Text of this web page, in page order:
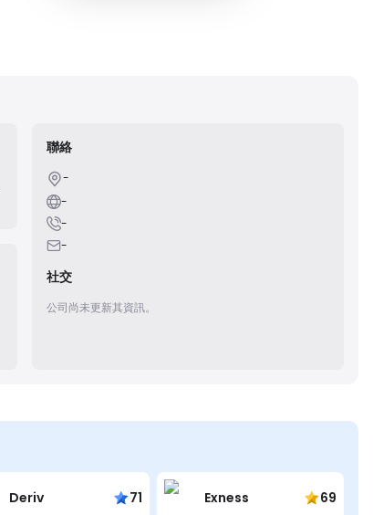
聯絡
-
-
-
-
社交
公司尚未更新其資訊。
Deriv 71 Exness 69